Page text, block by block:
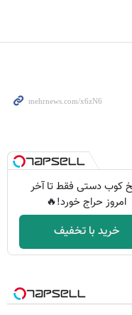
کوب دستی فقط تا آخر
امروز حراج خورد!🔥
خرید با تخفیف